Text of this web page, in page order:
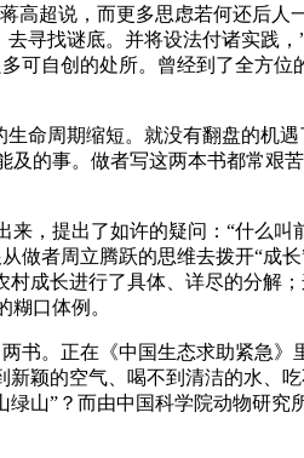
超说，而更多思虑若何还后人
寻找谜底。并将设法付诸实践，
可自创的处所。曾经到了全方位
命周期缩短。就没有翻盘的机遇
及的事。做者写这两本书都常艰
，提出了如许的疑问：“什么叫
做者周立腾跃的思维去拨开“成
成长进行了具体、详尽的分解
口体例。
。正在《中国生态求助紧急》
颖的空气、喝不到清洁的水、
山”？而由中国科学院动物研究